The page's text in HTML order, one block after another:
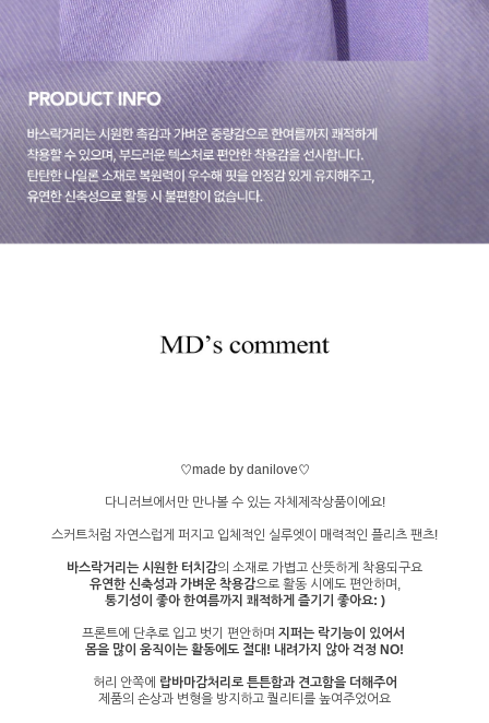
♡made by danilove♡
다니러브에서만 만나볼 수 있는 자체제작상품이에요!
스커트처럼 자연스럽게 퍼지고 입체적인 실루엣이 매력적인 플리츠 팬츠!
바스락거리는 시원한 터치감의 소재로 가볍고 산뜻하게 착용되구요
유연한 신축성과 가벼운 착용감으로 활동 시에도 편안하며,
통기성이 좋아 한여름까지 쾌적하게 즐기기 좋아요: )
프론트에 단추로 입고 벗기 편안하며 지퍼는 락기능이 있어서
몸을 많이 움직이는 활동에도 절대! 내려가지 않아 걱정 NO!
허리 안쪽에 랍바마감처리로 튼튼함과 견고함을 더해주어
제품의 손상과 변형을 방지하고 퀄리티를 높여주었어요